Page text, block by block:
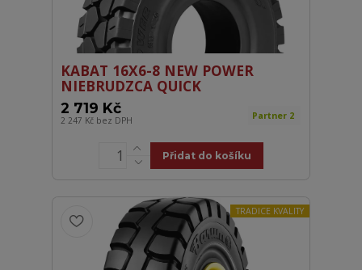
KABAT 16X6-8 NEW POWER
NIEBRUDZCA QUICK
2 719 Kč
2 247 Kč bez DPH Partner 2
Přidat do košíku
TRADICE KVALITY